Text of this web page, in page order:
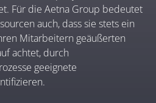
Für die Aetna Group bedeutet
auch, dass sie stets ein
Mitarbeitern geäußerten
achtet, durch
geeignete